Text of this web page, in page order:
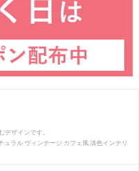
デザインです。
ラル ヴィンテージ カフェ風 淡色インテリ